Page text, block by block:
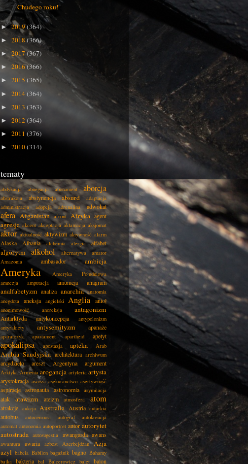
Chudego roku!
►2019(364)
► 2018 (366)
► 2017(367)
► 2016(366)
► 2015 (365)
► 2014(364)
► 2013 (363)
► 2012(364)
► 2011 (376)
► 2010(314)
tematy
abdykacja abnegacja abonament aborcja
abstrakcja abstynencja absurd
adaptacja
administracja
adopcja adrenalina adwokat
afera Afganistan afront Afryka agent
agresja akcent akceptacja aklamacja aksjomat
aktor aktualność aktywizm aktywność alarm
Alaska Albania alchemia alergia alfabet
algorytm alkohol alternatywa
amator
Amazonia
ambasador ambicja
Ameryka
Ameryka Południowa
amnezja
amputacja amunicja anagram
analfabetyzm analiza anarchia anatomia
anegdota
aneksja angielski Anglia anioł
anonimowość anoreksja antagonizm
Antarktyda antykoncepcja
antypolonizm
antyrakiety
antysemityzm apanaże
aparatczyk apartament apartheid apetyt
apokalipsa apostazja apteka Arab
Arabia Saudyjska architektura archiwum
arcydzieło areszt Argentyna argument
Arktyka Armenia arogancja artyleria artysta
arystokracja asceza asekuranctwo asertywność
aspiracje astronauta astronomia asymilacja
atak atawizm ateizm atmosfera atom
atrakcje aukcja Australia Austria autarkia
autobus autocenzura autograf
autokreacja
automat autonomia autoportret autor autorytet
autostrada autosugestia awangarda awans
awantura awaria azbest Azerbejdżan
Azja
azyl babcia Babilon bagażnik bagno Bahamy
bajka bakteria bal Balcerowicz balet balon